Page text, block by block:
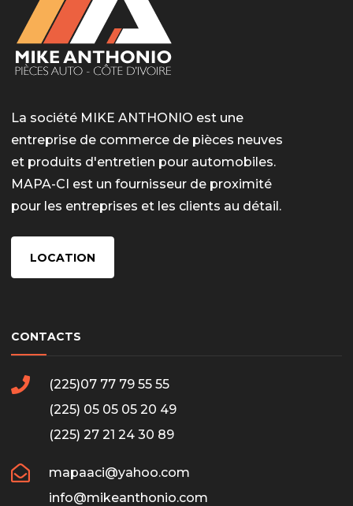
La société MIKE ANTHONIO est une
entreprise de commerce de pièces neuves
et produits d'entretien pour automobiles.
MAPA-CI est un fournisseur de proximité
pour les entreprises et les clients au détail.
LOCATION
CONTACTS
(225)07 77 79 55 55
(225) 05 05 05 20 49
(225) 27 21 24 30 89
mapaaci@yahoo.com
info@mikeanthonio.com